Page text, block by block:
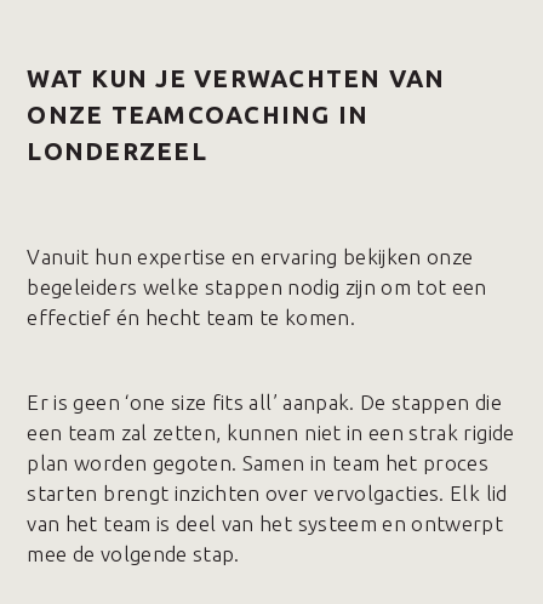
WAT KUN JE VERWACHTEN VAN
ONZE TEAMCOACHING IN
LONDERZEEL
Vanuit hun expertise en ervaring bekijken onze
begeleiders welke stappen nodig zijn om tot een
effectief én hecht team te komen.
Er is geen ‘one size fits all’ aanpak. De stappen die
een team zal zetten, kunnen niet in een strak rigide
plan worden gegoten. Samen in team het proces
starten brengt inzichten over vervolgacties. Elk lid
van het team is deel van het systeem en ontwerpt
mee de volgende stap.